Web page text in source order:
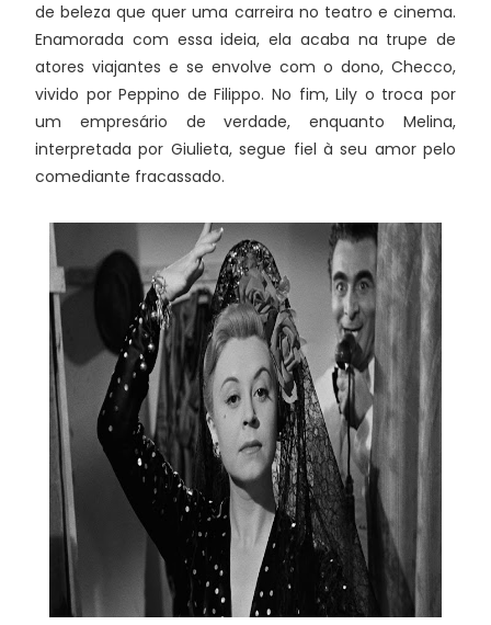
de beleza que quer uma carreira no teatro e cinema.
Enamorada com essa ideia, ela acaba na trupe de
atores viajantes e se envolve com o dono, Checco,
vivido por Peppino de Filippo. No fim, Lily o troca por
um empresário de verdade, enquanto Melina,
interpretada por Giulieta, segue fiel à seu amor pelo
comediante fracassado.